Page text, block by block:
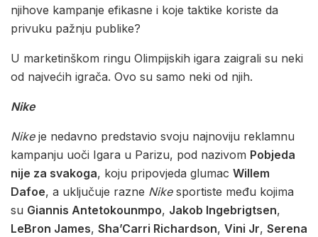
njihove kampanje efikasne i koje taktike koriste da
privuku pažnju publike?
U marketinškom ringu Olimpijskih igara zaigrali su neki
od najvećih igrača. Ovo su samo neki od njih.
Nike
Nikeje nedavno predstavio svoju najnoviju reklamnu
kampanju uoči Igara u Parizu, pod nazivom Pobjeda
nije za svakoga, koju pripovjeda glumac Willem
Dafoe, a uključuje razne Nikesportiste među kojima
su Giannis Antetokounmpo, Jakob Ingebrigtsen,
LeBron James, Sha’Carri Richardson, Vini Jr, Serena